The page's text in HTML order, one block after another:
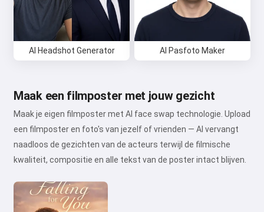
AI Headshot Generator AI Pasfoto Maker
Maak een filmposter met jouw gezicht
Maak je eigen filmposter met AI face swap technologie. Upload
een filmposter en foto's van jezelf of vrienden — AI vervangt
naadloos de gezichten van de acteurs terwijl de filmische
kwaliteit, compositie en alle tekst van de poster intact blijven.